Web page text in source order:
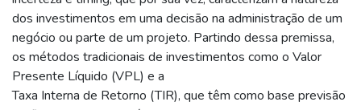
dos investimentos em uma decisão na administração de um
negócio ou parte de um projeto. Partindo dessa premissa,
os métodos tradicionais de investimentos como o Valor
Presente Líquido (VPL) e a
Taxa Interna de Retorno (TIR), que têm como base previsão